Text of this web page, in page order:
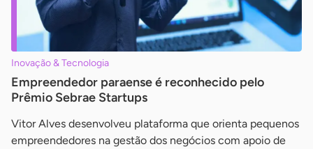
Inovação & Tecnologia
Empreendedor paraense é reconhecido pelo
Prêmio Sebrae Startups
Vitor Alves desenvolveu plataforma que orienta pequenos
empreendedores na gestão dos negócios com apoio de